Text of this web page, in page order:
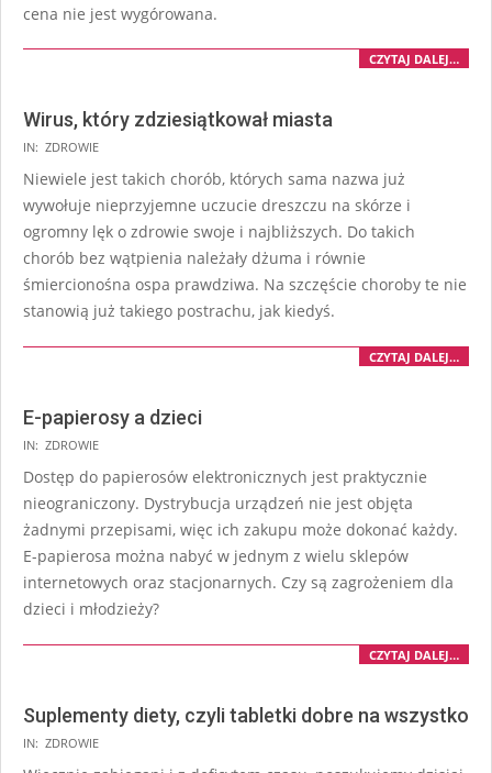
cena nie jest wygórowana.
CZYTAJ DALEJ…
Wirus, który zdziesiątkował miasta
IN: ZDROWIE
Niewiele jest takich chorób, których sama nazwa już
wywołuje nieprzyjemne uczucie dreszczu na skórze i
ogromny lęk o zdrowie swoje i najbliższych. Do takich
chorób bez wątpienia należały dżuma i równie
śmiercionośna ospa prawdziwa. Na szczęście choroby te nie
stanowią już takiego postrachu, jak kiedyś.
CZYTAJ DALEJ…
E-papierosy a dzieci
IN: ZDROWIE
Dostęp do papierosów elektronicznych jest praktycznie
nieograniczony. Dystrybucja urządzeń nie jest objęta
żadnymi przepisami, więc ich zakupu może dokonać każdy.
E-papierosa można nabyć w jednym z wielu sklepów
internetowych oraz stacjonarnych. Czy są zagrożeniem dla
dzieci i młodzieży?
CZYTAJ DALEJ…
Suplementy diety, czyli tabletki dobre na wszystko
IN: ZDROWIE